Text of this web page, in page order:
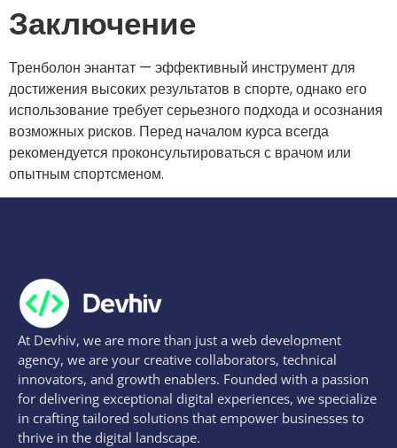
Заключение
Тренболон энантат — эффективный инструмент для
достижения высоких результатов в спорте, однако его
использование требует серьезного подхода и осознания
возможных рисков. Перед началом курса всегда
рекомендуется проконсультироваться с врачом или
опытным спортсменом.
At Devhiv, we are more than just a web development
agency, we are your creative collaborators, technical
innovators, and growth enablers. Founded with a passion
for delivering exceptional digital experiences, we specialize
in crafting tailored solutions that empower businesses to
thrive in the digital landscape.